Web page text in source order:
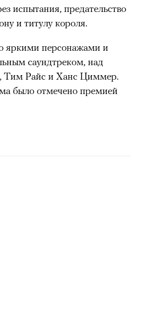
испытания, предательство
и титулу короля.
яркими персонажами и
саундтреком, над
Тим Райс и Ханс Циммер.
было отмечено премией